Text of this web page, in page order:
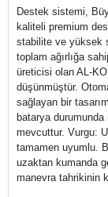
Destek sistemi,
kaliteli premium
stabilite ve yüksek
toplam ağırlığa
üreticisi olan AL-
düşünmüştür.
sağlayan bir
batarya
mevcuttur. Vurgu:
tamamen uyumlu.
uzaktan kumanda
manevra tahrikinin